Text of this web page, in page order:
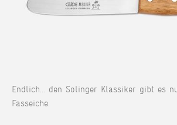
Endlich... den Solinger Klassiker gibt es
Fasseiche.